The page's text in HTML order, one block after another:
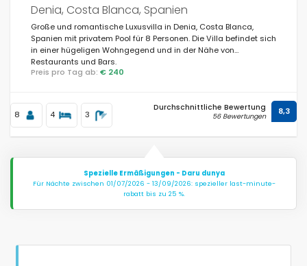
Denia, Costa Blanca, Spanien
Große und romantische Luxusvilla in Denia, Costa Blanca,
Spanien mit privatem Pool für 8 Personen. Die Villa befindet sich
in einer hügeligen Wohngegend und in der Nähe von
Restaurants und Bars.
Preis pro Tag ab: € 240
8 4 3
Durchschnittliche Bewertung
56 Bewertungen 8,3
Spezielle Ermäßigungen - Daru dunya
Für Nächte zwischen 01/07/2026 - 13/09/2026: spezieller last-minute-
rabatt bis zu 25 %.